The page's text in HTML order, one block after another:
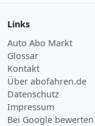
Links
Auto Abo Markt
Glossar
Kontakt
Über abofahren.de
Datenschutz
Impressum
Bei Google bewerten